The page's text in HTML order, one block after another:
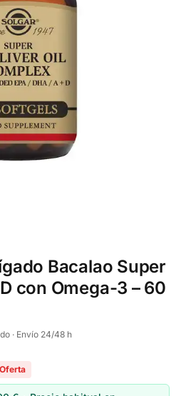
Bacalao Super
con Omega-3 – 60
· Envío 24/48 h
Oferta